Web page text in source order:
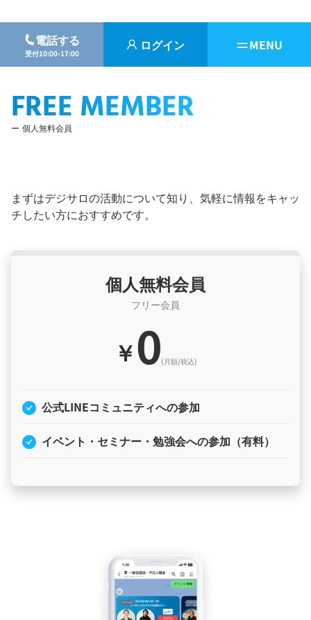
電話する
受付10:00-17:00 ログイン MENU
FREE MEMBER
個人無料会員
まずはデジサロの活動について知り、気軽に情報をキャッ
チしたい方におすすめです。
個人無料会員
フリー会員
￥0(月額/税込)
公式LINEコミュニティへの参加
イベント・セミナー・勉強会への参加（有料）